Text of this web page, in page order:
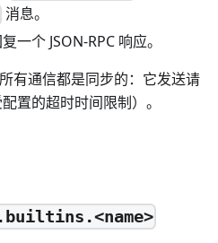
消息。
一个 JSON-RPC 响应。
有通信都是同步的：它发送请
置的超时时间限制）。